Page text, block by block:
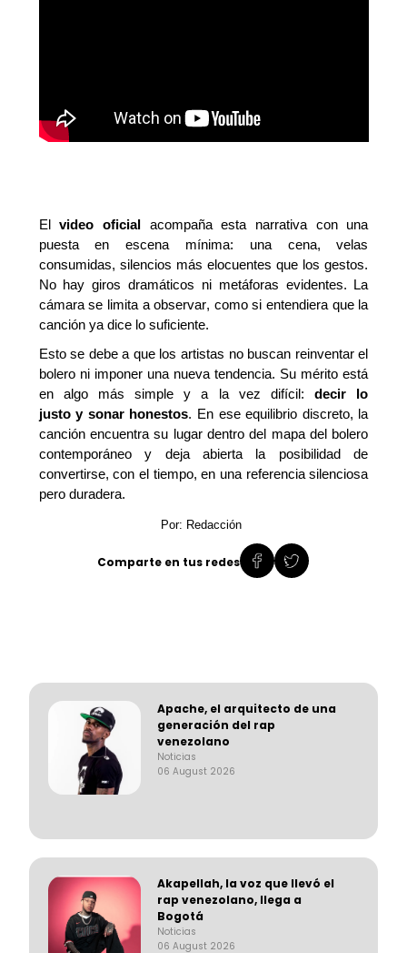
Apache, el arquitecto de una
generación del rap
venezolano
Noticias
06 August 2026
Akapellah, la voz que llevó el
rap venezolano, llega a
Bogotá
Noticias
06 August 2026
Elvideo oficial
acompaña esta narrativa con una
puesta en escena mínima: una cena, velas
consumidas, silencios más elocuentes que los gestos.
No hay giros dramáticos ni metáforas evidentes. La
cámara se limita a observar, como si entendiera que la
canción ya dice lo suficiente.
Esto se debe a que los artistas no buscan reinventar el
bolero ni imponer una nueva tendencia. Su mérito está
en algo más simple y a la vez difíci :decir lo
justo y sonar honestos. En ese equilibrio discreto, la
canción encuentra su lugar dentro del mapa del bolero
contemporáneo y deja abierta la posibilidad de
convertirse, con el tiempo, en una referencia silenciosa
pero duradera.
Por: Redacción
Comparte en tus redes